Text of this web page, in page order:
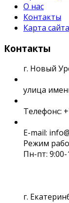
О нас
Контакты
Карта сайта
Контакты
г. Новый
улица
Телефонс:
E-mail:
Режим
Пн-пт:
г.